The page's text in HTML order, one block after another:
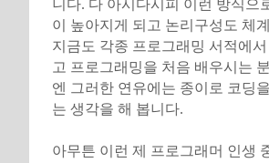
니다. 다 아시다시피 이런 방식으
이 높아지게 되고 논리구성도 체
지금도 각종 프로그래밍 서적에
고 프로그래밍을 처음 배우시는
엔 그러한 연유에는 종이로 코딩
는 생각을 해 봅니다.
아무튼 이런 제 프로그래머 인생